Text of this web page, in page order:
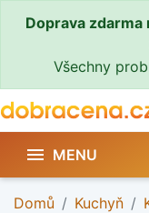
Doprava zdarma
Všechny
 MENU
Domů Kuchyň